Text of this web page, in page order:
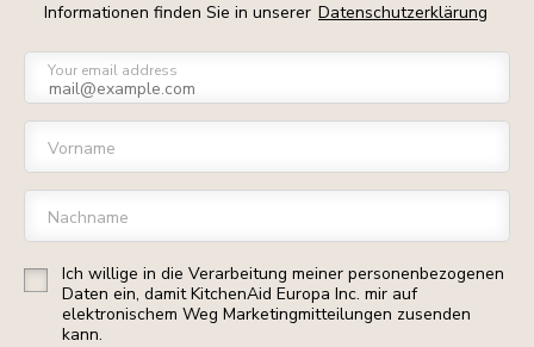
Informationen finden Sie in unserer Datenschutzerklärung
Your email address
Vorname
Nachname
Ich willige in die Verarbeitung meiner personenbezogenen
Daten ein, damit KitchenAid Europa Inc. mir auf
elektronischem Weg Marketingmitteilungen zusenden
kann.